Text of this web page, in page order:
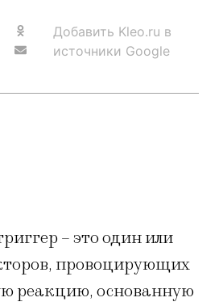
Добавить Kleo.ru в
источники Google
– это один или
провоцирующих
реакцию, основанную